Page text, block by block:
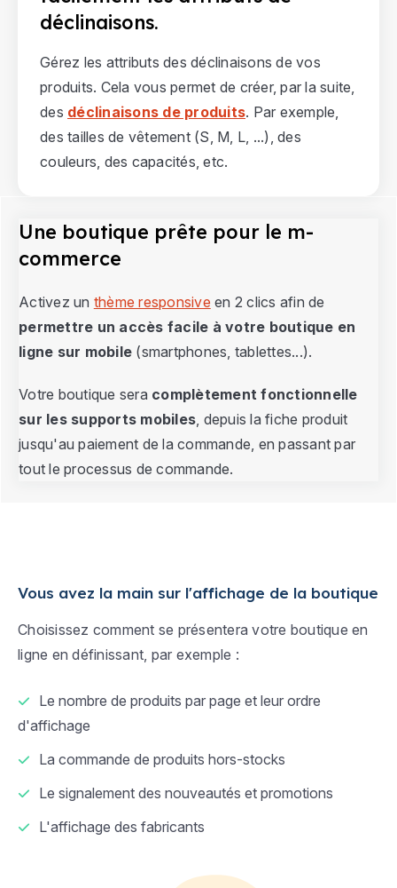
déclinaisons.
Gérez les attributs des déclinaisons de vos
produits. Cela vous permet de créer, par la suite,
des déclinaisons de produits. Par exemple,
des tailles de vêtement (S, M, L, ...), des
couleurs, des capacités, etc.
Une boutique prête pour le m-
commerce
Activez un thème responsive en 2 clics afin de
permettre un accès facile à votre boutique en
ligne sur mobile (smartphones, tablettes...).
Votre boutique sera complètement fonctionnelle
sur les supports mobiles , depuis la fiche produit
jusqu'au paiement de la commande, en passant par
tout le processus de commande.
Vous avez la main sur l'affichage de la boutique
Choisissez comment se présentera votre boutique en
ligne en définissant, par exemple :
Le nombre de produits par page et leur ordre
d'affichage
La commande de produits hors-stocks
Le signalement des nouveautés et promotions
L'affichage des fabricants